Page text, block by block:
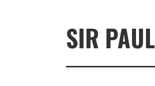
SIR